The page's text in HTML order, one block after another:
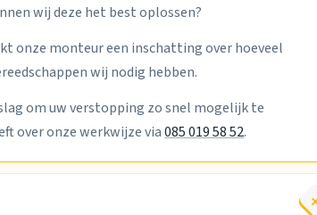
wij deze het best oplossen?
onze monteur een inschatting over hoeveel
wij nodig hebben.
om uw verstopping zo snel mogelijk te
over onze werkwijze via085 019 58 52.